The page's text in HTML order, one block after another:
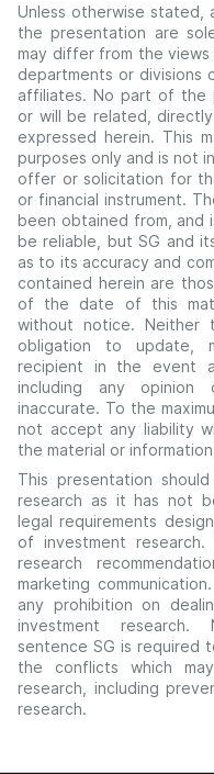
Unless otherwise stated,
the presentation are
may differ from the
departments or divisions
affiliates. No part of the
or will be related,
expressed herein. This
purposes only and is not
offer or solicitation for
or financial instrument.
been obtained from, and
be reliable, but SG and
as to its accuracy and
contained herein are
of the date of this
without notice. Neither
obligation to update,
recipient in the event
including any opinion
inaccurate. To the
not accept any liability
the material or
This presentation
research as it has not
legal requirements
of investment
research
marketing
any prohibition on
investment research.
sentence SG is required
the conflicts which
research, including
research.